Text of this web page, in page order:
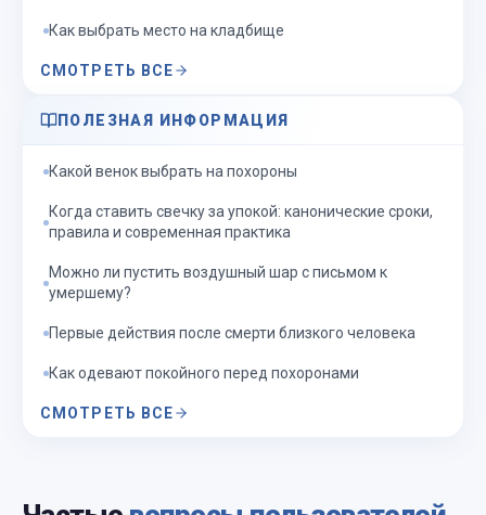
Как выбрать место на кладбище
СМОТРЕТЬ ВСЕ
ПОЛЕЗНАЯ ИНФОРМАЦИЯ
Какой венок выбрать на похороны
Когда ставить свечку за упокой: канонические сроки,
правила и современная практика
Можно ли пустить воздушный шар с письмом к
умершему?
Первые действия после смерти близкого человека
Как одевают покойного перед похоронами
СМОТРЕТЬ ВСЕ